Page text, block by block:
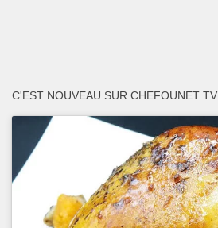
C'EST NOUVEAU SUR CHEFOUNET TV